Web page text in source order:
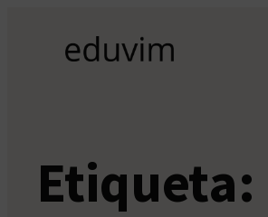
contenido
Etiqueta: